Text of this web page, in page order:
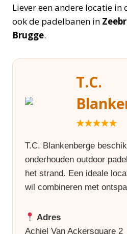
Liever een andere locatie
ook de padelbanen in
Brugge.
T.C.
★★★★★
T.C. Blankenberge
onderhouden outdoor
het strand. Een ideale
wil combineren met
Adres
Achiel Van Ackersquare 2